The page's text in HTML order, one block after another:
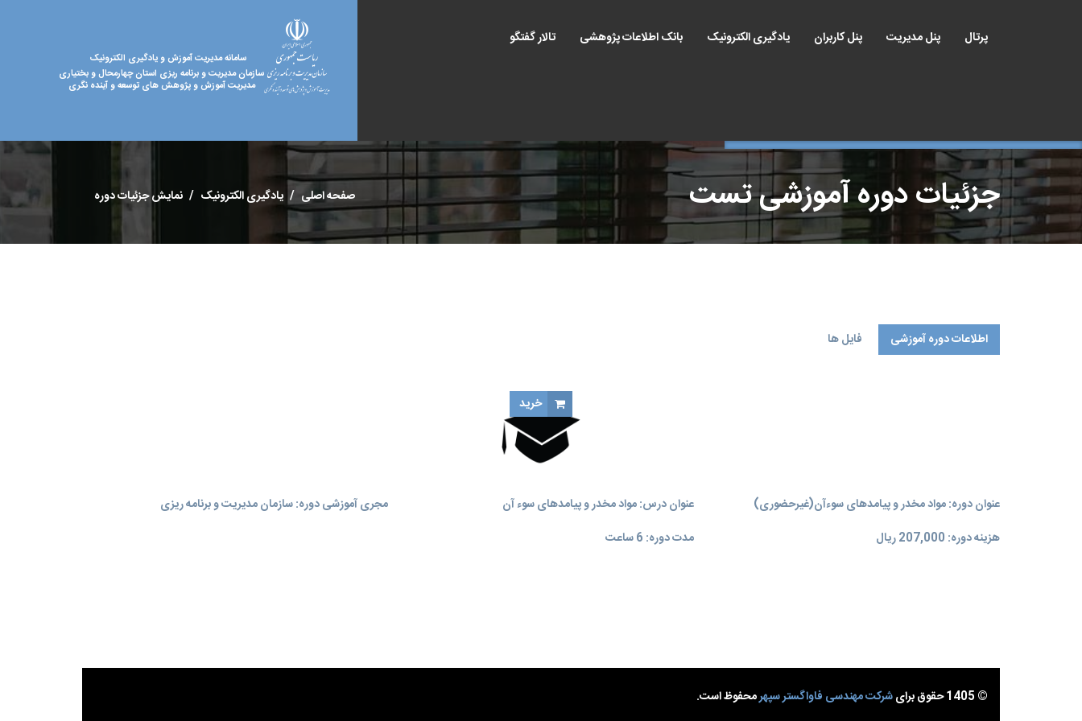
سامانه مدیریت آموزش و یادگیری الکترونیک
سازمان مدیریت و برنامه ریزی استان چهارمحال و بختیاری
مدیریت آموزش و پژوهش های توسعه و آینده نگری
پرتال پنل مدیریت پنل کاربران یادگیری الکترونیک بانک اطلاعات پژوهشی تالار گفتگو
جزئیات دوره آموزشی تست صفحه اصلی یادگیری الکترونیک نمایش جزئیات دوره
اطلاعات دوره آموزشی فایل ها
عنوان دوره: مواد مخدر و پیامدهای سوءآن(غیرحضوری) عنوان درس: مواد مخدر و پیامدهای سوء آن
مجری آموزشی دوره: سازمان مدیریت و برنامه‌ ریزی
هزینه دوره: 207,000 ریال
مدت دوره: 6 ساعت
خرید
© 1405 حقوق برای شرکت مهندسی فاواگستر سپهرمحفوظ است.